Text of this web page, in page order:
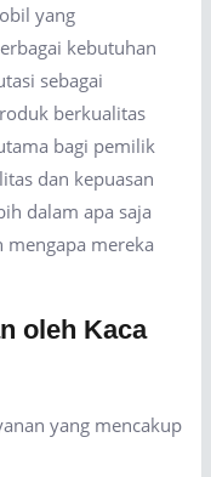
yang
kebutuhan
sebagai
berkualitas
bagi pemilik
dan kepuasan
dalam apa saja
mengapa mereka
oleh Kaca
yang mencakup